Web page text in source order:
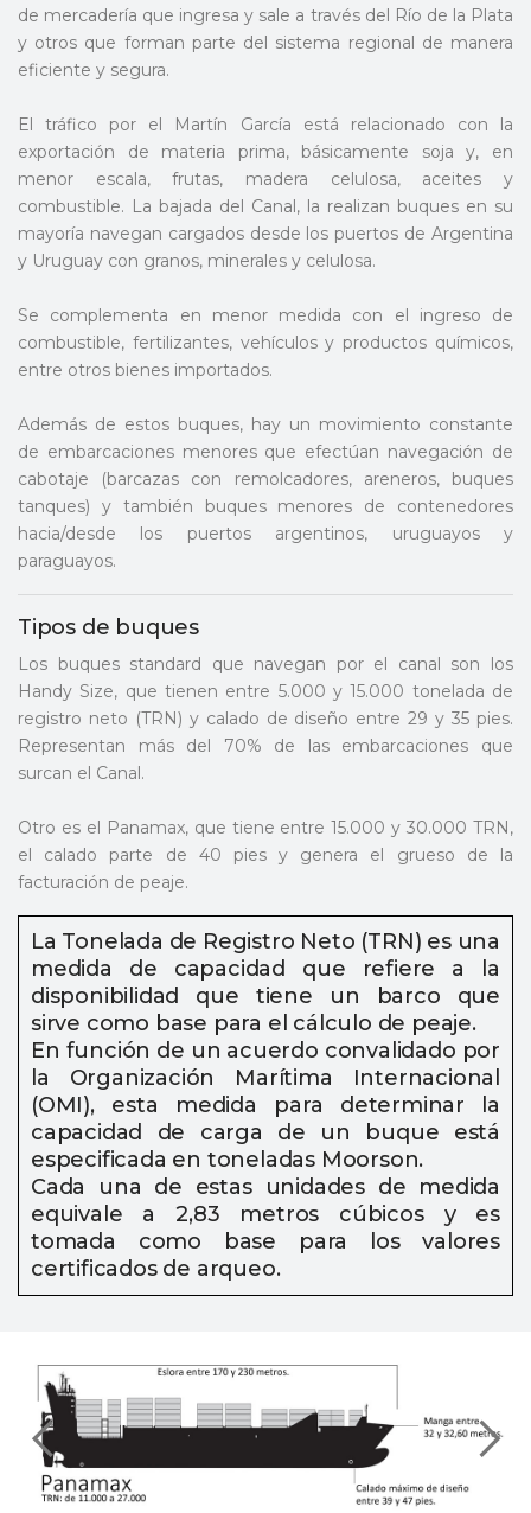
de mercadería que ingresa y sale a través del Río de la Plata
y otros que forman parte del sistema regional de manera
eficiente y segura.
El tráfico por el Martín García está relacionado con la
exportación de materia prima, básicamente soja y, en
menor escala, frutas, madera celulosa, aceites y
combustible. La bajada del Canal, la realizan buques en su
mayoría navegan cargados desde los puertos de Argentina
y Uruguay con granos, minerales y celulosa.
Se complementa en menor medida con el ingreso de
combustible, fertilizantes, vehículos y productos químicos,
entre otros bienes importados.
Además de estos buques, hay un movimiento constante
de embarcaciones menores que efectúan navegación de
cabotaje (barcazas con remolcadores, areneros, buques
tanques) y también buques menores de contenedores
hacia/desde los puertos argentinos, uruguayos y
paraguayos.
Tipos de buques
Los buques standard que navegan por el canal son los
Handy Size, que tienen entre 5.000 y 15.000 tonelada de
registro neto (TRN) y calado de diseño entre 29 y 35 pies.
Representan más del 70% de las embarcaciones que
surcan el Canal.
Otro es el Panamax, que tiene entre 15.000 y 30.000 TRN,
el calado parte de 40 pies y genera el grueso de la
facturación de peaje.
La Tonelada de Registro Neto (TRN) es una
medida de capacidad que refiere a la
disponibilidad que tiene un barco que
sirve como base para el cálculo de peaje.
En función de un acuerdo convalidado por
la Organización Marítima Internacional
(OMI), esta medida para determinar la
capacidad de carga de un buque está
especificada en toneladas Moorson.
Cada una de estas unidades de medida
equivale a 2,83 metros cúbicos y es
tomada como base para los valores
certificados de arqueo.